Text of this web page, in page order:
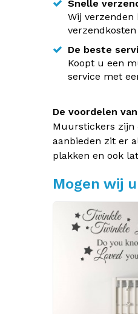
Snelle
Wij verzenden
De beste
Koopt u een
service met
De voordelen
Muurstickers zijn
aanbieden zit er
plakken en ook
Mogen wij